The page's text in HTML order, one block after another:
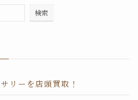
検索
リーを店頭買取！